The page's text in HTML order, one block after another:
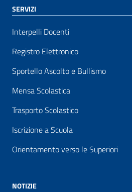
SERVIZI
Interpelli Docenti
Registro Elettronico
Sportello Ascolto e Bullismo
Mensa Scolastica
Trasporto Scolastico
Iscrizione a Scuola
Orientamento verso le Superiori
NOTIZIE